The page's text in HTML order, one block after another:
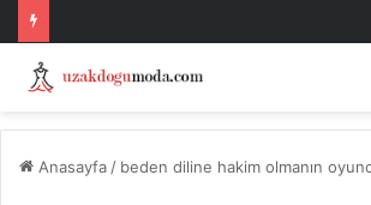
Anasayfa / beden diline hakim olmanın